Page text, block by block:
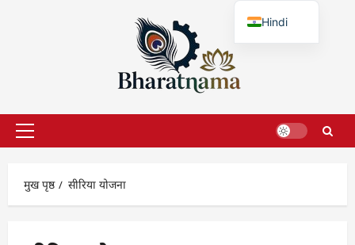
प्राथमिक
मुख पृष्ठ
सीरिया योजना
Hindi